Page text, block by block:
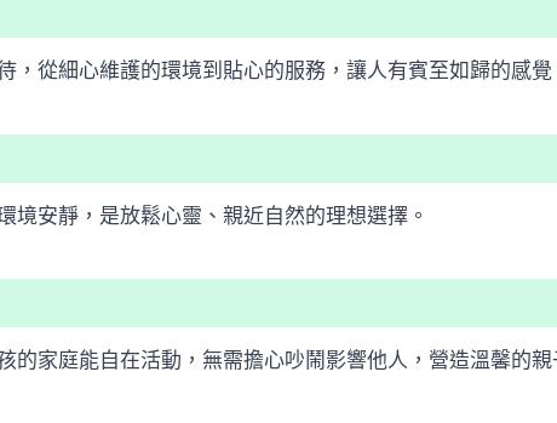
，從細心維護的環境到貼心的服務，讓人有賓至如歸的感覺
境安靜，是放鬆心靈、親近自然的理想選擇。
的家庭能自在活動，無需擔心吵鬧影響他人，營造溫馨的